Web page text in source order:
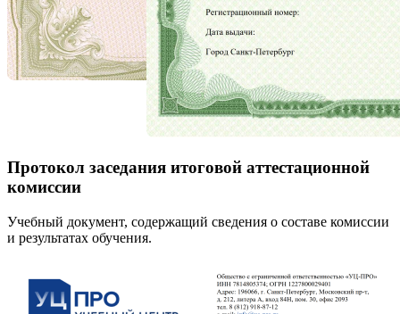
Протокол заседания итоговой аттестационной
комиссии
Учебный документ, содержащий сведения о составе комиссии
и результатах обучения.